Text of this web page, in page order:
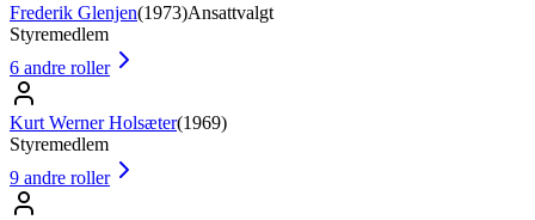
Frederik Glenjen(1973)Ansattvalgt
Styremedlem
6 andre roller
Kurt Werner Holsæter(1969)
Styremedlem
9 andre roller